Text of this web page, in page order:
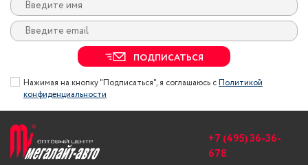
ПОДПИСАТЬСЯ
Нажимая на кнопку "Подписаться", я соглашаюсь сПолитикой
конфиденциальности
+7 (495) 36-36-
678